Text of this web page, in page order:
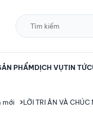
PHẨMDỊCH VỤTIN TỨC
mới LỜI TRI ÂN VÀ